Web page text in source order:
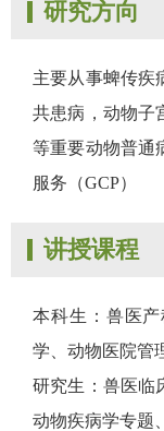
研究方向
主要从事蜱传疾
共患病，动物子
等重要动物普通
服务（GCP）
讲授课程
本科生：兽医
学、动物医院管
研究生：兽医临
动物疾病学专题